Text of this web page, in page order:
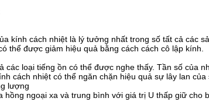
kính cách nhiệt là lý tưởng nhất trong số tất cả các
thể được giảm hiệu quả bằng cách cách cô lập kính.
các loại tiếng ồn có thể được nghe thấy. Tần số của
cách nhiệt có thể ngăn chặn hiệu quả sự lây lan của
lượng
hồng ngoại xa và trung bình với giá trị U thấp giữ cho